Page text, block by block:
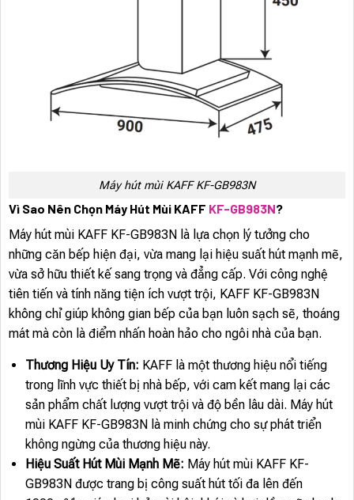
Máy hút mùi KAFF KF-GB983N
Vì Sao Nên Chọn Máy Hút Mùi KAFF KF-GB983N?
Máy hút mùi KAFF KF-GB983N là lựa chọn lý tưởng cho
những căn bếp hiện đại, vừa mang lại hiệu suất hút mạnh mẽ,
vừa sở hữu thiết kế sang trọng và đẳng cấp. Với công nghệ
tiên tiến và tính năng tiện ích vượt trội, KAFF KF-GB983N
không chỉ giúp không gian bếp của bạn luôn sạch sẽ, thoáng
mát mà còn là điểm nhấn hoàn hảo cho ngôi nhà của bạn.
Thương Hiệu Uy Tín: KAFF là một thương hiệu nổi tiếng
trong lĩnh vực thiết bị nhà bếp, với cam kết mang lại các
sản phẩm chất lượng vượt trội và độ bền lâu dài. Máy hút
mùi KAFF KF-GB983N là minh chứng cho sự phát triển
không ngừng của thương hiệu này.
Hiệu Suất Hút Mùi Mạnh Mẽ: Máy hút mùi KAFF KF-
GB983N được trang bị công suất hút tối đa lên đến